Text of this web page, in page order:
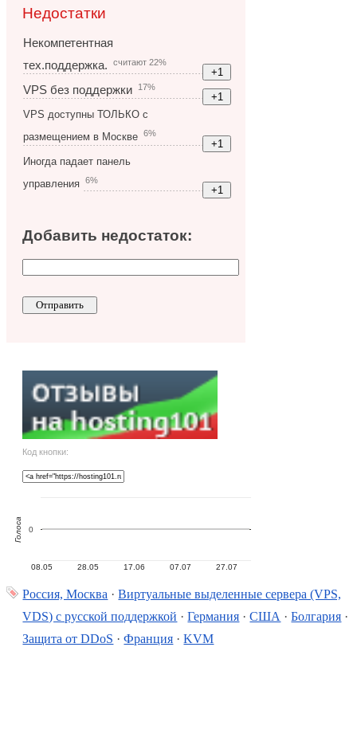
Недостатки
Некомпетентная
тех.поддержка.
считают 22%
VPS без поддержки 17%
VPS доступны ТОЛЬКО с
размещением в Москве
6%
Иногда падает панель
управления
6%
Добавить недостаток:
Код кнопки:
08.05 28.05 17.06 07.07 27.07
0
Голоса
Россия, Москва ·Виртуальные выделенные сервера (VPS,
VDS) с русской поддержкой ·Германия ·США ·Болгария ·
Защита от DDoS ·Франция ·KVM